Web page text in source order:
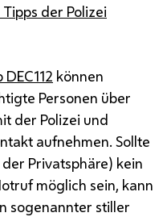
der Polizei
können
Personen über
der Polizei und
aufnehmen. Sollte
Privatsphäre) kein
möglich sein, kann
sogenannter stiller